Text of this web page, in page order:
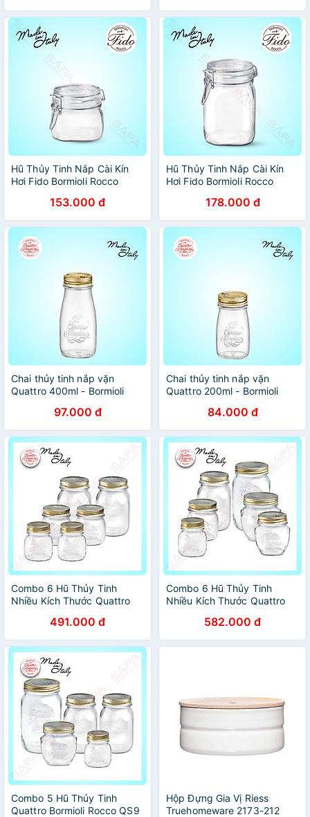
Hũ Thủy Tinh Nắp Cài Kín
Hơi Fido Bormioli Rocco
153.000 đ
Hũ Thủy Tinh Nắp Cài Kín
Hơi Fido Bormioli Rocco
178.000 đ
Chai thủy tinh nắp vặn
Quattro 400ml - Bormioli
97.000 đ
Chai thủy tinh nắp vặn
Quattro 200ml - Bormioli
84.000 đ
Combo 6 Hũ Thủy Tinh
Nhiều Kích Thước Quattro
491.000 đ
Combo 6 Hũ Thủy Tinh
Nhiều Kích Thước Quattro
582.000 đ
Combo 5 Hũ Thủy Tinh
Quattro Bormioli Rocco QS9
Hộp Đựng Gia Vị Riess
Truehomeware 2173-212